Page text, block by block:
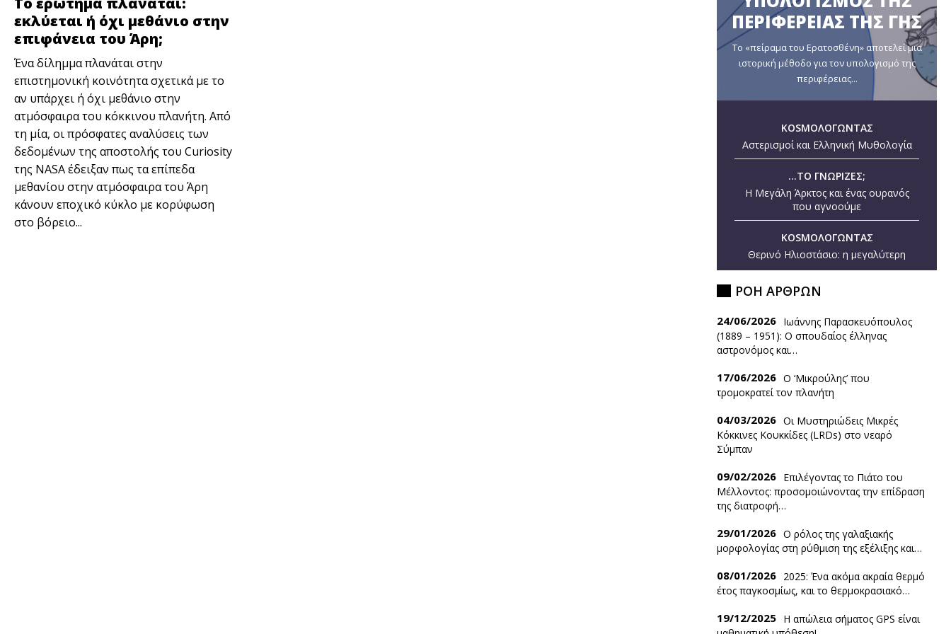
εκλύεται ή όχι μεθάνιο στην
επιφάνεια του Άρη;
Ένα δίλημμα πλανάται στην
επιστημονική κοινότητα σχετικά με το
αν υπάρχει ή όχι μεθάνιο στην
ατμόσφαιρα του κόκκινου πλανήτη. Από
τη μία, οι πρόσφατες αναλύσεις των
δεδομένων της αποστολής του Curiosity
της ΝΑSA έδειξαν πως τα επίπεδα
μεθανίου στην ατμόσφαιρα του Άρη
κάνουν εποχικό κύκλο με κορύφωση
στο βόρειο...
ΠΕΡΙΦΕΡΕΙΑΣ ΤΗΣ ΓΗΣ
Το «πείραμα του Ερατοσθένη» αποτελεί μια
ιστορική μέθοδο για τον υπολογισμό της
περιφέρειας...
KOSMOΛΟΓΩΝΤΑΣ
Αστερισμοί και Ελληνική Μυθολογία
...ΤΟ ΓΝΩΡΙΖΕΣ;
Η Μεγάλη Άρκτος και ένας ουρανός
που αγνοούμε
KOSMOΛΟΓΩΝΤΑΣ
Θερινό Ηλιοστάσιο: η μεγαλύτερη
ημέρα του έτους
ΡΟΗ ΑΡΘΡΩΝ
24/06/2026 Ιωάννης Παρασκευόπουλος
(1889 – 1951): O σπουδαίος έλληνας
αστρονόμος και…
17/06/2026 Ο ‘Mικρούλης’ που
τρομοκρατεί τον πλανήτη
04/03/2026 Οι Μυστηριώδεις Μικρές
Κόκκινες Κουκκίδες (LRDs) στο νεαρό
Σύμπαν
09/02/2026 Επιλέγοντας το Πιάτο του
Μέλλοντος: προσομοιώνοντας την επίδραση
της διατροφή…
29/01/2026 Ο ρόλος της γαλαξιακής
μορφολογίας στη ρύθμιση της εξέλιξης και…
08/01/2026 2025: Ένα ακόμα ακραία θερμό
έτος παγκοσμίως, και το θερμοκρασιακό…
19/12/2025 Η απώλεια σήματος GPS είναι